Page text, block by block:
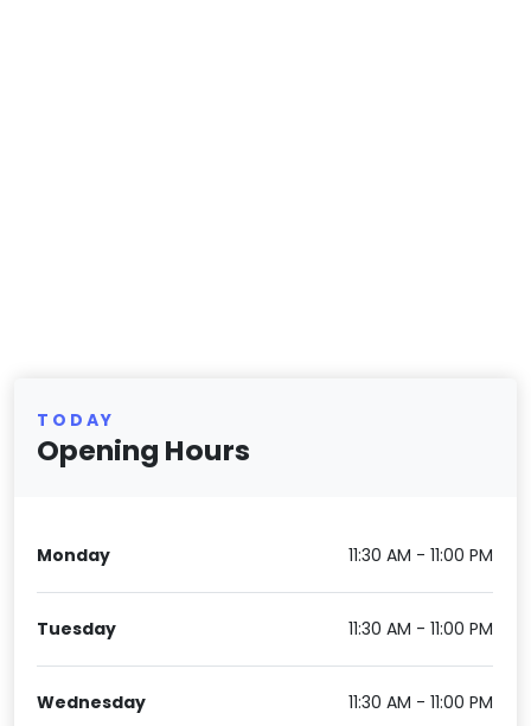
TODAY
Opening Hours
Monday 11:30 AM - 11:00 PM
Tuesday 11:30 AM - 11:00 PM
Wednesday 11:30 AM - 11:00 PM